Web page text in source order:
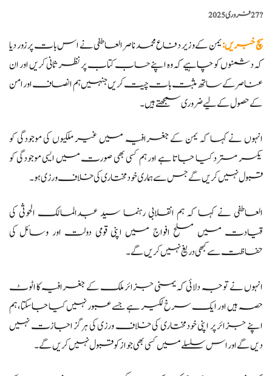
?️27 فروری 2025
سچ خبریں:یمن کے وزیر دفاع محمد ناصر العاطفی نے اس بات پر زور دیا
کہ دشمنوں کو چاہیے کہ وہ اپنے حساب کتاب پر نظر ثانی کریں اور ان
عناصر کے ساتھ مثبت بات چیت کریں جنہیں ہم انصاف اور امن
کے حصول کے لیے ضروری سمجھتے ہیں۔
انہوں نے کہا کہ یمن کے جغرافیہ میں غیر ملکیوں کی موجودگی کو
یکسر مسترد کیا جاتا ہے اور ہم کسی بھی صورت میں ایسی موجودگی کو
قبول نہیں کریں گے جس سے ہماری خودمختاری کی خلاف ورزی ہو۔
العاطفی نے کہا کہ ہم انقلابی رہنما سید عبدالمالک الحوثی کی
قیادت میں مسلح افواج میں اپنی قومی دولت اور وسائل کی
حفاظت سے کبھی دریغ نہیں کریں گے۔
انہوں نے توجہ دلائی کہ یمنی جزائر ملک کے جغرافیہ کا اٹوٹ
حصہ ہیں اور ایک سرخ لکیر ہے جسے عبور نہیں کیا جاسکتا، ہم
اپنے جزائر پر اپنی خودمختاری کی خلاف ورزی کی ہرگز اجازت نہیں
دیں گے اور اس سلسلے میں کسی بھی جواز کو قبول نہیں کریں گے۔